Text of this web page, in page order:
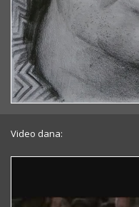
Video dana: